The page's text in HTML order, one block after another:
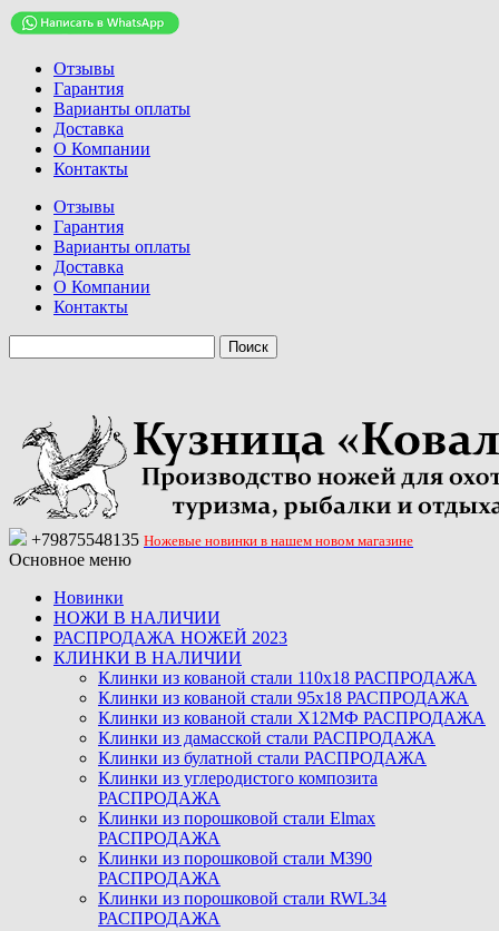
Отзывы
Гарантия
Варианты оплаты
Доставка
О Компании
Контакты
Отзывы
Гарантия
Варианты оплаты
Доставка
О Компании
Контакты
+79875548135 Ножевые новинки в нашем новом магазине
Основное меню
Новинки
НОЖИ В НАЛИЧИИ
РАСПРОДАЖА НОЖЕЙ 2023
КЛИНКИ В НАЛИЧИИ
Клинки из кованой стали 110х18 РАСПРОДАЖА
Клинки из кованой стали 95х18 РАСПРОДАЖА
Клинки из кованой стали Х12МФ РАСПРОДАЖА
Клинки из дамасской стали РАСПРОДАЖА
Клинки из булатной стали РАСПРОДАЖА
Клинки из углеродистого композита
РАСПРОДАЖА
Клинки из порошковой стали Elmax
РАСПРОДАЖА
Клинки из порошковой стали M390
РАСПРОДАЖА
Клинки из порошковой стали RWL34
РАСПРОДАЖА